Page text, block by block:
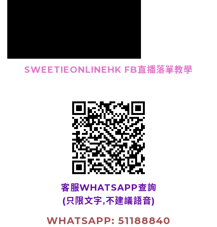
SWEETIEONLINEHK FB直播落單教學
客服WHATSAPP查詢
(只限文字,不建議語音)
WHATSAPP: 51188840